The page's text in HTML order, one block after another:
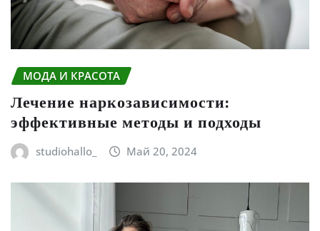
МОДА И КРАСОТА
Лечение наркозависимости:
эффективные методы и подходы
studiohallo_ Май 20, 2024